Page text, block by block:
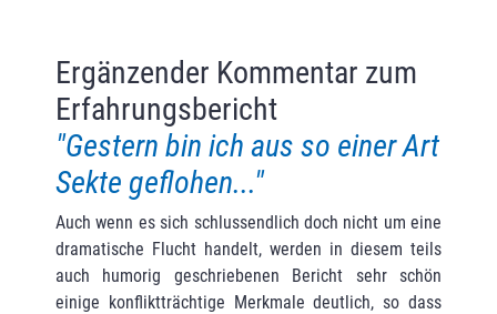
Ergänzender Kommentar zum
Erfahrungsbericht
"Gestern bin ich aus so einer Art
Sekte geflohen..."
Auch wenn es sich schlussendlich doch nicht um eine
dramatische Flucht handelt, werden in diesem teils
auch humorig geschriebenen Bericht sehr schön
einige konfliktträchtige Merk­male deutlich, so dass